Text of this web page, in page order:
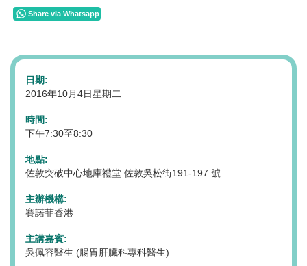
Share via Whatsapp
日期:
2016年10月4日星期二
時間:
下午7:30至8:30
地點:
佐敦突破中心地庫禮堂 佐敦吳松街191-197 號
主辦機構:
賽諾菲香港
主講嘉賓:
吳佩容醫生 (腸胃肝臟科專科醫生)